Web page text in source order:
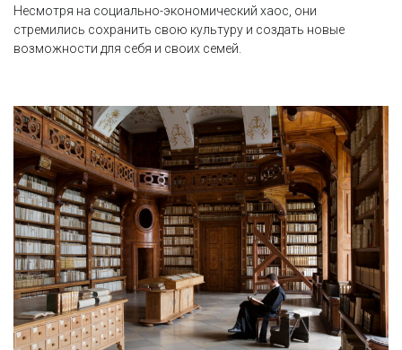
Несмотря на социально-экономический хаос, они
стремились сохранить свою культуру и создать новые
возможности для себя и своих семей.